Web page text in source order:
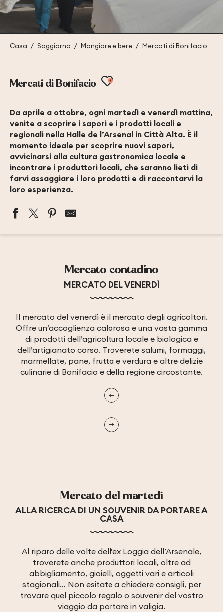
Casa Soggiorno Mangiare e bere Mercati di Bonifacio
Mercati di Bonifacio Ajouter aux favoris
Da aprile a ottobre, ogni martedì e venerdì mattina,
venite a scoprire i sapori e i prodotti locali e
regionali nella Halle de l’Arsenal in Città Alta. È il
momento ideale per scoprire nuovi sapori,
avvicinarsi alla cultura gastronomica locale e
incontrare i produttori locali, che saranno lieti di
farvi assaggiare i loro prodotti e di raccontarvi la
loro esperienza.
Mercato contadino
MERCATO DEL VENERDÌ
Il mercato del venerdì è il mercato degli agricoltori.
Offre un’accoglienza calorosa e una vasta gamma
di prodotti dell’agricoltura locale e biologica e
dell’artigianato corso. Troverete salumi, formaggi,
marmellate, pane, frutta e verdura e altre delizie
culinarie di Bonifacio e della regione circostante.
Mercato del martedì
ALLA RICERCA DI UN SOUVENIR DA PORTARE A
CASA
Al riparo delle volte dell’ex Loggia dell’Arsenale,
troverete anche produttori locali, oltre ad
abbigliamento, gioielli, oggetti vari e articoli
stagionali… Non esitate a chiedere consigli, per
trovare quel piccolo regalo o souvenir del vostro
viaggio da portare in valigia.